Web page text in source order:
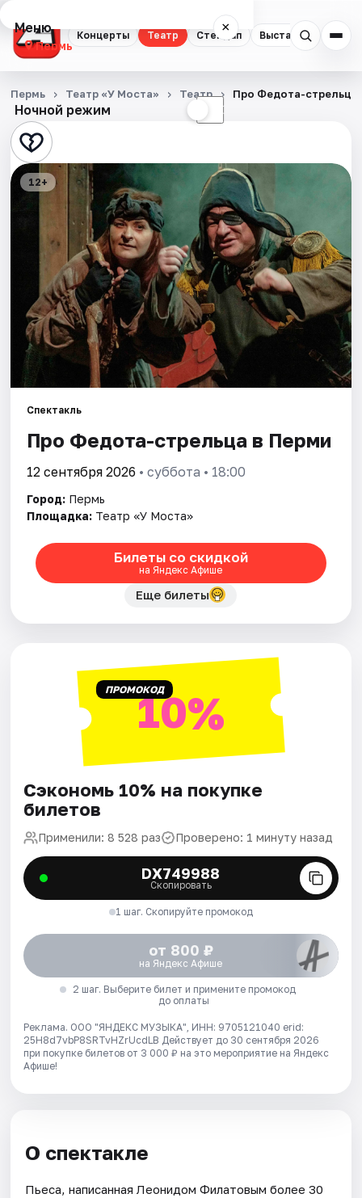
Концерты Театр Стендап Выставки
Меню ×
Пермь
Концерты
Театр
Стендап
Выставки
Квесты
Экскурсии
Спорт
События
Города
Площадки
Артисты
Рейтинги
Ночной режим ☾
Пермь Театр «У Моста» Театр Про Федота-стрельца
12+
Спектакль
Про Федота-стрельца в Перми
12 сентября 2026 • суббота • 18:00
Город: Пермь
Площадка: Театр «У Моста»
Билеты со скидкой
на Яндекс Афише
Еще билеты
ПРОМОКОД10%
Сэкономь 10% на покупке
билетов
Применили: 8 528 раз Проверено: 1 минуту назад
DX749988
Скопировать
1 шаг. Скопируйте промокод
от 800 ₽
на Яндекс Афише
2 шаг. Выберите билет и примените промокод
до оплаты
Реклама. ООО "ЯНДЕКС МУЗЫКА", ИНН: 9705121040 erid:
25H8d7vbP8SRTvHZrUcdLB Действует до 30 сентября 2026
при покупке билетов от 3 000 ₽ на это мероприятие на Яндекс
Афише!
О спектакле
Пьеса, написанная Леонидом Филатовым более 30